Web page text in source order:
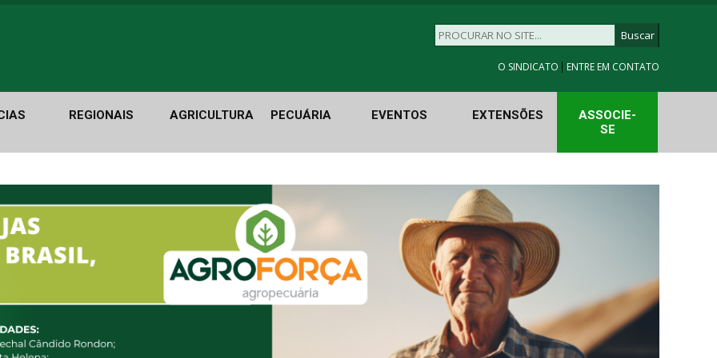
O SINDICATO | ENTRE EM CONTATO
REGIONAIS AGRICULTURA PECUÁRIA EVENTOS EXTENSÕES
ASSOCIE-
SE